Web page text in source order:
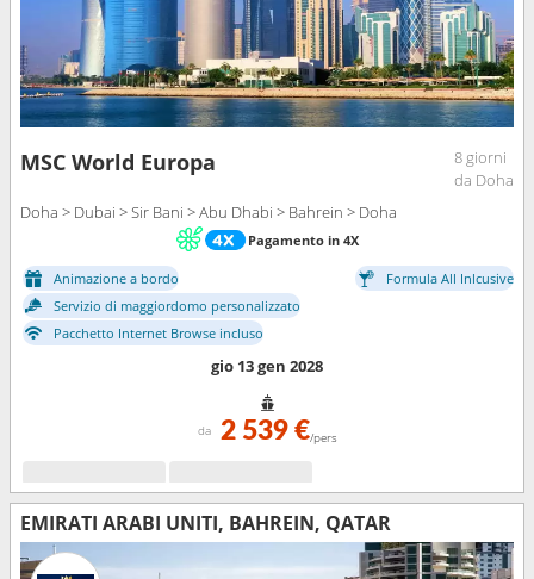
MSC World Europa
8 giorni
da Doha
Doha > Dubai > Sir Bani > Abu Dhabi > Bahrein > Doha
Pagamento in 4X
Animazione a bordo
Formula All Inlcusive
Servizio di maggiordomo personalizzato
Pacchetto Internet Browse incluso
gio 13 gen 2028
da 2 539 €/pers
EMIRATI ARABI UNITI, BAHREIN, QATAR